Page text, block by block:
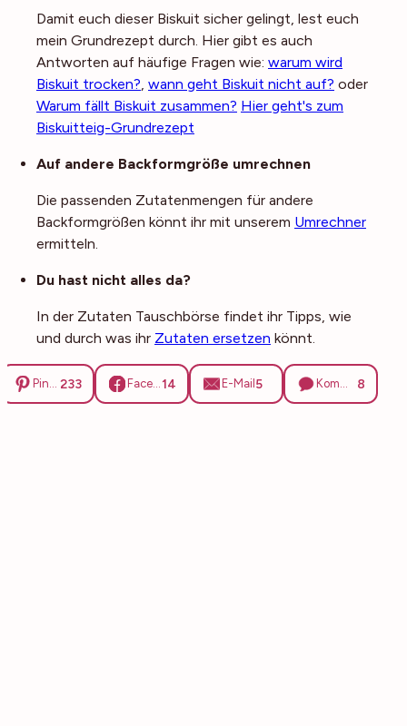
Damit euch dieser Biskuit sicher gelingt, lest euch
mein Grundrezept durch. Hier gibt es auch
Antworten auf häufige Fragen wie: warum wird
Biskuit trocken?, wann geht Biskuit nicht auf? oder
Warum fällt Biskuit zusammen? Hier geht's zum
Biskuitteig-Grundrezept
Auf andere Backformgröße umrechnen
Die passenden Zutatenmengen für andere
Backformgrößen könnt ihr mit unserem Umrechner
ermitteln.
Du hast nicht alles da?
In der Zutaten Tauschbörse findet ihr Tipps, wie
und durch was ihr Zutaten ersetzen könnt.
Pinterest 233 Facebook14 E-Mail 5 Kommentare 8